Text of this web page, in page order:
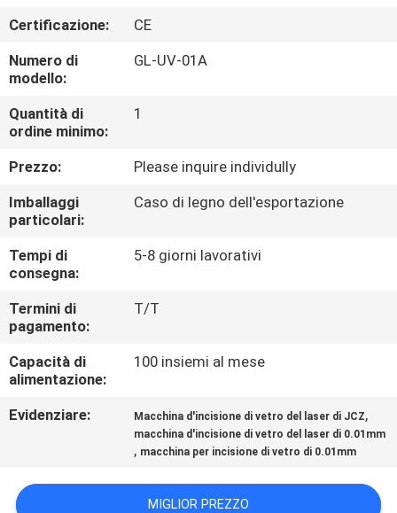
GIRO
DELLA
FABBRICA
CONTROLLO
DI
QUALITÀ
CONTATTICI
RICHIEDA
UNA
CITAZIONE
MAPPA
SITO
Certificazione:
CE
Numero di
modello:
GL-UV-01A
Quantità di
ordine minimo:
1
Prezzo:
Please inquire individully
Imballaggi
particolari:
Caso di legno dell'esportazione
Tempi di
consegna:
5-8 giorni lavorativi
Termini di
pagamento:
T/T
Capacità di
alimentazione:
100 insiemi al mese
Evidenziare: Macchina d'incisione di vetro del laser di JCZ,
macchina d'incisione di vetro del laser di 0.01mm
, macchina per incisione di vetro di 0.01mm
MIGLIOR PREZZO